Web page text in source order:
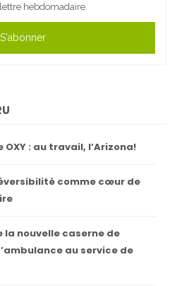
hebdomadaire.
S'abonner
: au travail, l’Arizona!
comme cœur de
la nouvelle caserne de
au service de